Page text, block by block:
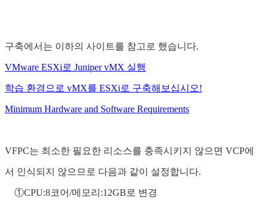
구축에서는 이하의 사이트를 참고로 했습니다.
VMware ESXi로 Juniper vMX 실행
학습 환경으로 vMX를 ESXi로 구축해보십시오!
Minimum Hardware and Software Requirements
VFPC는 최소한 필요한 리소스를 충족시키지 않으면 VCP에
서 인식되지 않으므로 다음과 같이 설정합니다.
①CPU:8코어/메모리:12GB로 변경